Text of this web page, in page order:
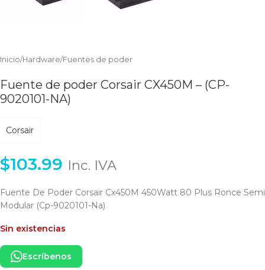
Inicio/Hardware/Fuentes de poder
Fuente de poder Corsair CX450M – (CP-
9020101-NA)
Corsair
$103.99 Inc. IVA
Fuente De Poder Corsair Cx450M 450Watt 80 Plus Ronce Semi
Modular (Cp-9020101-Na)
Sin existencias
Escríbenos